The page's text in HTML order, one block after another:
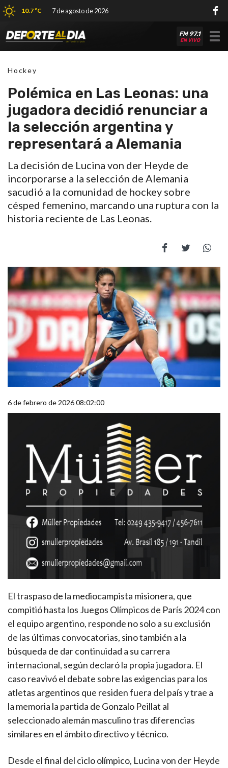
10.7 ºC 7 de agosto de 2026
FM 97.1
EN VIVO
Hockey
Polémica en Las Leonas: una
jugadora decidió renunciar a
la selección argentina y
representará a Alemania
La decisión de Lucina von der Heyde de
incorporarse a la selección de Alemania
sacudió a la comunidad de hockey sobre
césped femenino, marcando una ruptura con la
historia reciente de Las Leonas.
6 de febrero de 2026 08:02:00
El traspaso de la mediocampista misionera, que
compitió hasta los Juegos Olímpicos de París 2024 con
el equipo argentino, responde no solo a su exclusión
de las últimas convocatorias, sino también a la
búsqueda de dar continuidad a su carrera
internacional, según declaró la propia jugadora. El
caso reavivó el debate sobre las exigencias para los
atletas argentinos que residen fuera del país y trae a
la memoria la partida de Gonzalo Peillat al
seleccionado alemán masculino tras diferencias
similares en el ámbito directivo y técnico.
Desde el final del ciclo olímpico, Lucina von der Heyde